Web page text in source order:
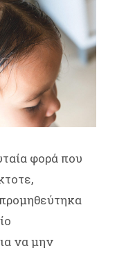
φορά που
να μην